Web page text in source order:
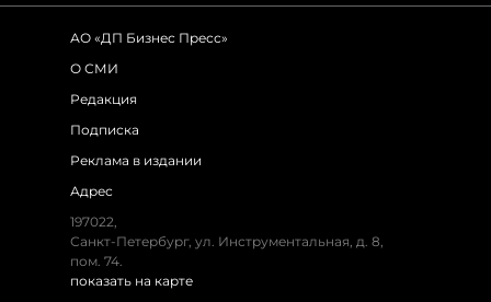
АО «ДП Бизнес Пресс»
О СМИ
Редакция
Подписка
Реклама в издании
Адрес
197022,
Санкт-Петербург, ул. Инструментальная, д. 8,
пом. 74.
показать на карте